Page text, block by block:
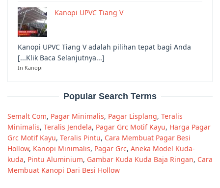
Kanopi UPVC Tiang V
Kanopi UPVC Tiang V adalah pilihan tepat bagi Anda
[...Klik Baca Selanjutnya...]
In Kanopi
Popular Search Terms
Semalt Com, Pagar Minimalis, Pagar Lisplang, Teralis
Minimalis, Teralis Jendela, Pagar Grc Motif Kayu, Harga Pagar
Grc Motif Kayu, Teralis Pintu, Cara Membuat Pagar Besi
Hollow, Kanopi Minimalis, Pagar Grc, Aneka Model Kuda-
kuda, Pintu Aluminium, Gambar Kuda Kuda Baja Ringan, Cara
Membuat Kanopi Dari Besi Hollow